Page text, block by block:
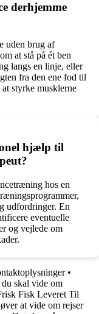
derhjemme
uden brug af
at stå på ét ben
langs en linje, eller
fra den ene fod til
styrke musklerne
hjælp til
hos en
udfordringer. En
eventuelle
og vejlede om
•
skal vide om
Fisk Leveret Til
at vide om rejser